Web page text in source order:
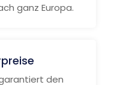
ganz Europa.
den